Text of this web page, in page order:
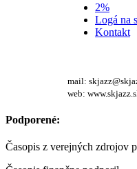
2%
Logá na
Kontakt
mail:
web:
Podporené:
Časopis z verejných zdrojov